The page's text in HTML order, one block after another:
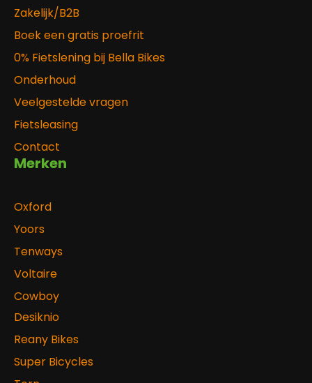
Zakelijk/B2B
Boek een gratis proefrit
0% Fietslening bij Bella Bikes
Onderhoud
Veelgestelde vragen
Fietsleasing
Contact
Merken
Oxford
Yoors
Tenways
Voltaire
Cowboy
Desiknio
Reany Bikes
Super Bicycles